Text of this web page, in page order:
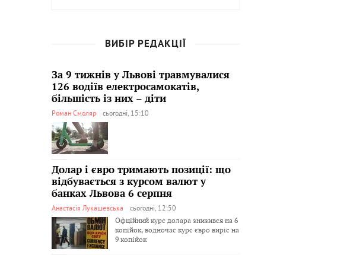
ВИБІР РЕДАКЦІЇ
За 9 тижнів у Львові травмувалися
126 водіїв електросамокатів,
більшість із них – діти
Роман Смоляр сьогодні, 15:10
Долар і євро тримають позиції: що
відбувається з курсом валют у
банках Львова 6 серпня
Анастасія Лукашевська
сьогодні, 12:50
Офційний курс долара знизився на 6
копійок, водночас курс євро виріс на
9 копійок